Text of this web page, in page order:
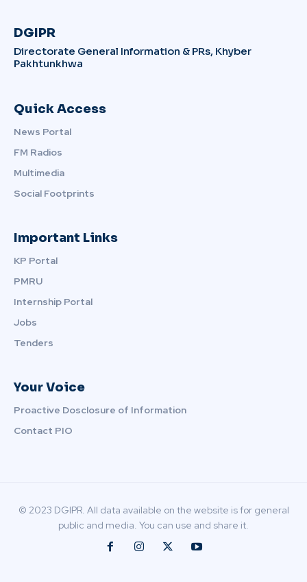
DGIPR
Directorate General Information & PRs, Khyber
Pakhtunkhwa
Quick Access
News Portal
FM Radios
Multimedia
Social Footprints
Important Links
KP Portal
PMRU
Internship Portal
Jobs
Tenders
Your Voice
Proactive Dosclosure of Information
Contact PIO
© 2023 DGIPR. All data available on the website is for general
public and media. You can use and share it.